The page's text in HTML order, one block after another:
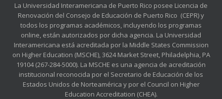
La Universidad Interamericana de Puerto Rico posee Licencia de
Renovación del Consejo de Educación de Puerto Rico (CEPR) y
todos los programas académicos, incluyendo los programas
online, están autorizados por dicha agencia. La Universidad
Interamericana está acreditada por la Middle States Commission
on Higher Education (MSCHE), 3624 Market Street, Philadelphia, PA
19104 (267-284-5000). La MSCHE es una agencia de acreditación
institucional reconocida por el Secretario de Educación de los
Estados Unidos de Norteamérica y por el Council on Higher
Education Accreditation (CHEA).